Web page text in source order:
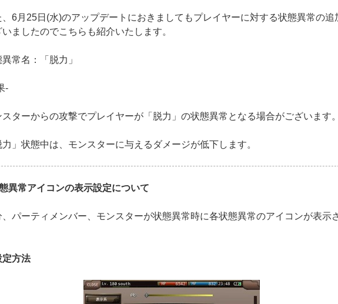
、6月25日(水)のアップデートにおきましてもプレイヤーに対する状態異常の追
いましたのでこちらも紹介いたします。
常名：「脱力」
-
スターからの攻撃でプレイヤーが「脱力」の状態異常となる場合がございます。
力」状態中は、モンスターに与えるダメージが低下します。
異常アイコンの表示設定について
、パーティメンバー、モンスターが状態異常時に各状態異常のアイコンが表示
方法